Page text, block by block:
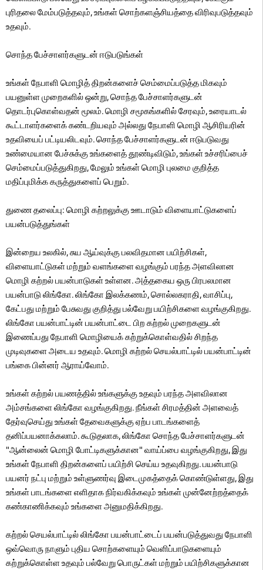
புரிதலை மேம்படுத்தவும், உங்கள் சொற்களஞ்சியத்தை விரிவுபடுத்தவும்
உதவும்.
சொந்த பேச்சாளர்களுடன் ஈடுபடுங்கள்
உங்கள் நேபாளி மொழித் திறன்களைச் செம்மைப்படுத்த மிகவும்
பயனுள்ள முறைகளில் ஒன்று, சொந்த பேச்சாளர்களுடன்
தொடர்புகொள்வதன் மூலம். மொழி சமூகங்களில் சேரவும், உரையாடல்
கூட்டாளர்களைக் கண்டறியவும் அல்லது நேபாளி மொழி ஆசிரியரின்
உதவியைப் பட்டியலிடவும். சொந்த பேச்சாளர்களுடன் ஈடுபடுவது
உண்மையான பேச்சுக்கு உங்களைத் தூண்டிவிடும், உங்கள் உச்சரிப்பைச்
செம்மைப்படுத்துகிறது, மேலும் உங்கள் மொழி புலமை குறித்த
மதிப்புமிக்க கருத்துகளைப் பெறும்.
துணை தலைப்பு: மொழி கற்றலுக்கு ஊடாடும் விளையாட்டுகளைப்
பயன்படுத்துங்கள்
இன்றைய உலகில், சுய ஆய்வுக்கு பலவிதமான பயிற்சிகள்,
விளையாட்டுகள் மற்றும் வளங்களை வழங்கும் பரந்த அளவிலான
மொழி கற்றல் பயன்பாடுகள் உள்ளன. அத்தகைய ஒரு பிரபலமான
பயன்பாடு லிங்கோ. லிங்கோ இலக்கணம், சொல்லகராதி, வாசிப்பு,
கேட்பது மற்றும் பேசுவது குறித்து பல்வேறு பயிற்சிகளை வழங்குகிறது.
லிங்கோ பயன்பாட்டின் பயன்பாட்டை பிற கற்றல் முறைகளுடன்
இணைப்பது நேபாளி மொழியைக் கற்றுக்கொள்வதில் சிறந்த
முடிவுகளை அடைய உதவும். மொழி கற்றல் செயல்பாட்டில் பயன்பாட்டின்
பங்கை பின்னர் ஆராய்வோம்.
உங்கள் கற்றல் பயணத்தில் உங்களுக்கு உதவும் பரந்த அளவிலான
அம்சங்களை லிங்கோ வழங்குகிறது. நீங்கள் சிரமத்தின் அளவைத்
தேர்வுசெய்து உங்கள் தேவைகளுக்கு ஏற்ப பாடங்களைத்
தனிப்பயனாக்கலாம். கூடுதலாக, லிங்கோ சொந்த பேச்சாளர்களுடன்
"ஆன்லைன் மொழி போட்டிகளுக்கான" வாய்ப்பை வழங்குகிறது, இது
உங்கள் நேபாளி திறன்களைப் பயிற்சி செய்ய உதவுகிறது. பயன்பாடு
பயனர் நட்பு மற்றும் உள்ளுணர்வு இடைமுகத்தைக் கொண்டுள்ளது, இது
உங்கள் பாடங்களை எளிதாக நிர்வகிக்கவும் உங்கள் முன்னேற்றத்தைக்
கண்காணிக்கவும் உங்களை அனுமதிக்கிறது.
கற்றல் செயல்பாட்டில் லிங்கோ பயன்பாட்டைப் பயன்படுத்துவது நேபாளி
ஒவ்வொரு நாளும் புதிய சொற்களையும் வெளிப்பாடுகளையும்
கற்றுக்கொள்ள உதவும் பல்வேறு பொருட்கள் மற்றும் பயிற்சிகளுக்கான